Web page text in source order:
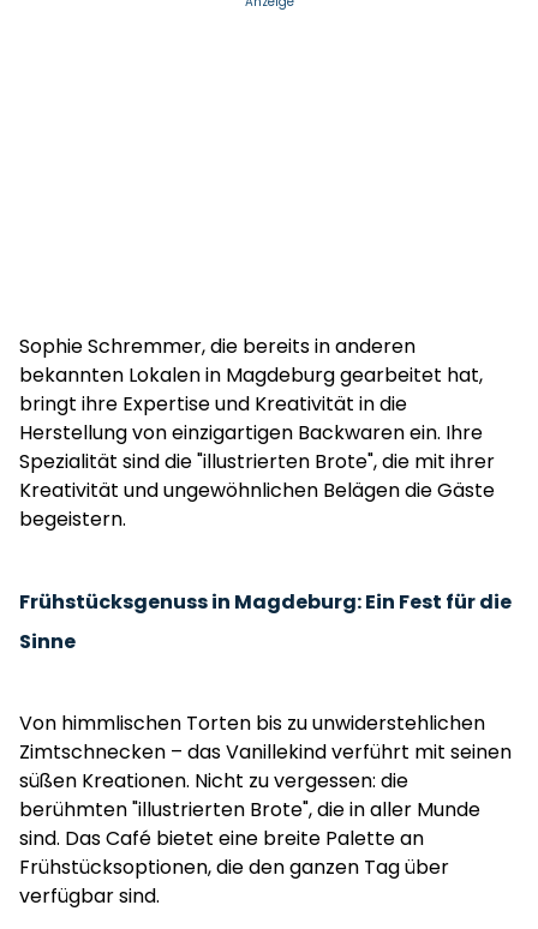
Sophie Schremmer, die bereits in anderen
bekannten Lokalen in Magdeburg gearbeitet hat,
bringt ihre Expertise und Kreativität in die
Herstellung von einzigartigen Backwaren ein. Ihre
Spezialität sind die "illustrierten Brote", die mit ihrer
Kreativität und ungewöhnlichen Belägen die Gäste
begeistern.
Frühstücksgenuss in Magdeburg: Ein Fest für die
Sinne
Von himmlischen Torten bis zu unwiderstehlichen
Zimtschnecken – das Vanillekind verführt mit seinen
süßen Kreationen. Nicht zu vergessen: die
berühmten "illustrierten Brote", die in aller Munde
sind. Das Café bietet eine breite Palette an
Frühstücksoptionen, die den ganzen Tag über
verfügbar sind.